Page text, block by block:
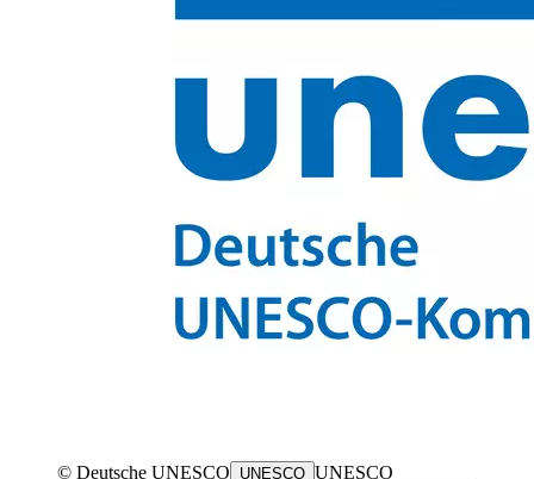
© Deutsche UNESCO UNESCO UNESCO